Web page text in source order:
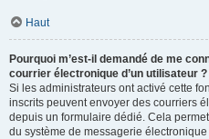
Haut
Pourquoi m’est-il demandé de me
courrier électronique d’un utilisateur ?
Si les administrateurs ont activé cette
inscrits peuvent envoyer des courriers
depuis un formulaire dédié. Cela
du système de messagerie